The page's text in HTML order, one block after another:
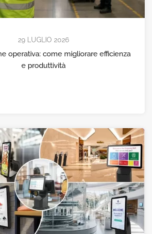
29 LUGLIO 2026
operativa: come migliorare efficienza
e produttività